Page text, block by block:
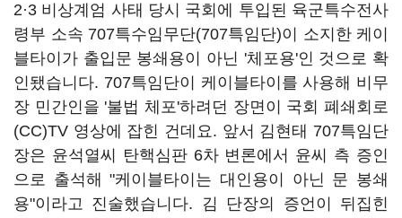
2·3 비상계엄 사태 당시 국회에 투입된 육군특수전사
령부 소속 707특수임무단(707특임단)이 소지한 케이
블타이가 출입문 봉쇄용이 아닌 '체포용'인 것으로 확
인됐습니다. 707특임단이 케이블타이를 사용해 비무
장 민간인을 '불법 체포'하려던 장면이 국회 폐쇄회로
(CC)TV 영상에 잡힌 건데요. 앞서 김현태 707특임단
장은 윤석열씨 탄핵심판 6차 변론에서 윤씨 측 증인
으로 출석해 "케이블타이는 대인용이 아닌 문 봉쇄
용"이라고 진술했습니다. 김 단장의 증언이 뒤집힌